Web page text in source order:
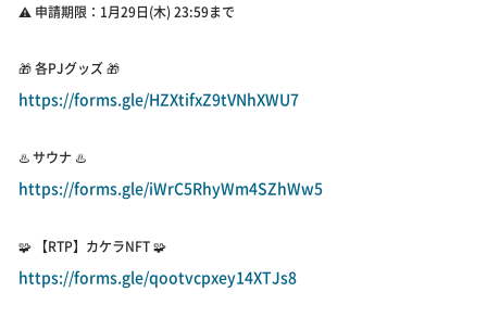
⚠️ 申請期限：1月29日(木) 23:59まで
🎁 各PJグッズ 🎁
https://forms.gle/HZXtifxZ9tVNhXWU7
♨️ サウナ ♨️
https://forms.gle/iWrC5RhyWm4SZhWw5
🧩 【RTP】カケラNFT 🧩
https://forms.gle/qootvcpxey14XTJs8